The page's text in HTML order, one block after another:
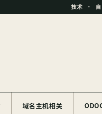
技术 ·
域名主机相关